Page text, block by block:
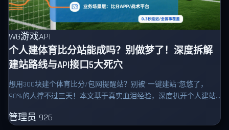
WG游戏API
个人建体育比分站能成吗？别做梦了！深度拆解
建站路线与API接口5大死穴
想用300块建个体育比分/包网提醒站？别被“一键建站”忽悠了，
90%的人撑不过三天！本文基于真实血泪经验，深度扒开个人建站
管理员 926